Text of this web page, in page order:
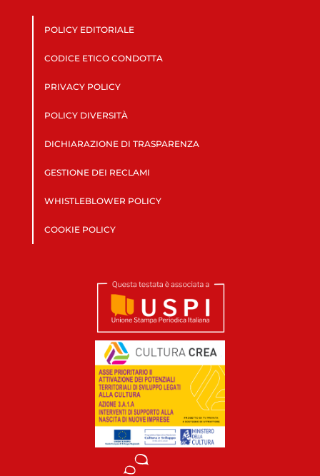
POLICY EDITORIALE
CODICE ETICO CONDOTTA
PRIVACY POLICY
POLICY DIVERSITÀ
DICHIARAZIONE DI TRASPARENZA
GESTIONE DEI RECLAMI
WHISTLEBLOWER POLICY
COOKIE POLICY